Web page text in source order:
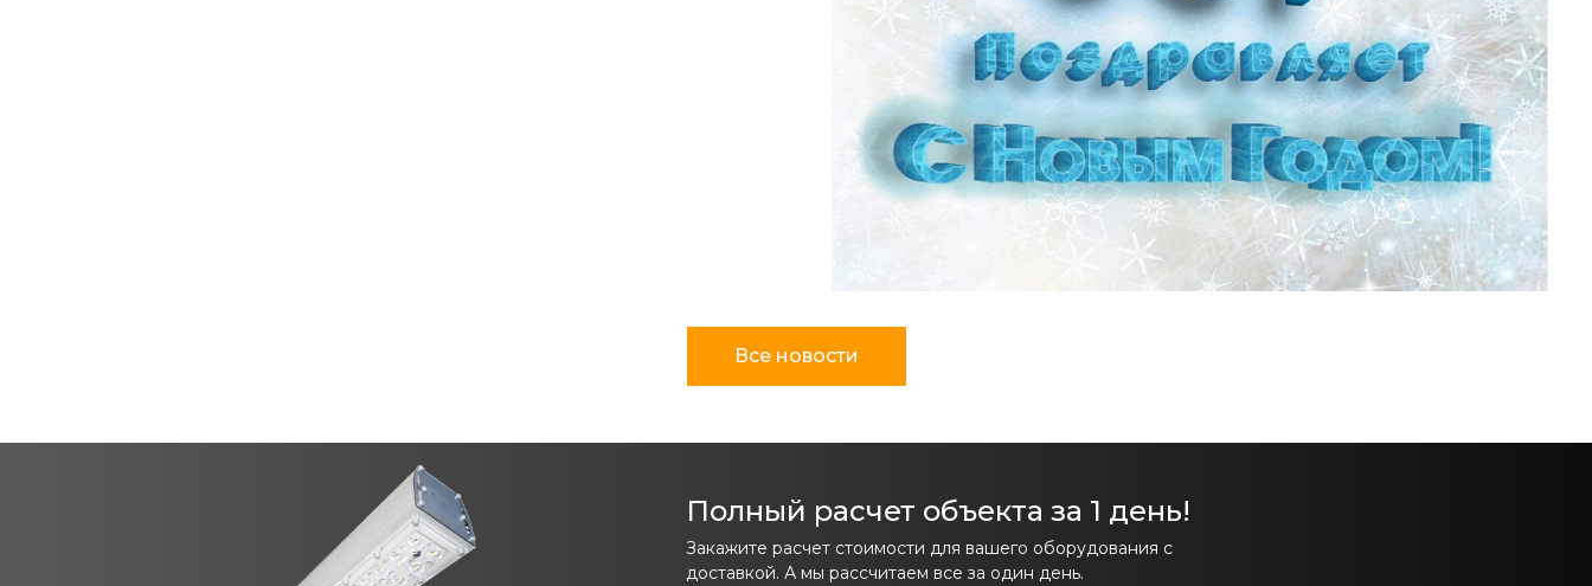
Все новости
Полный расчет объекта за 1 день!
Закажите расчет стоимости для вашего оборудования с
доставкой. А мы рассчитаем все за один день.